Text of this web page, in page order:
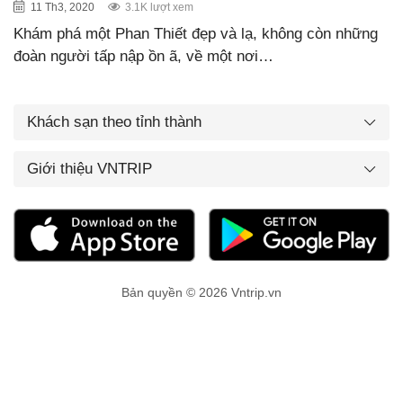
11 Th3, 2020 3.1K lượt xem
Khám phá một Phan Thiết đẹp và lạ, không còn những
đoàn người tấp nập ồn ã, về một nơi…
Khách sạn theo tỉnh thành
Giới thiệu VNTRIP
Bản quyền © 2026 Vntrip.vn